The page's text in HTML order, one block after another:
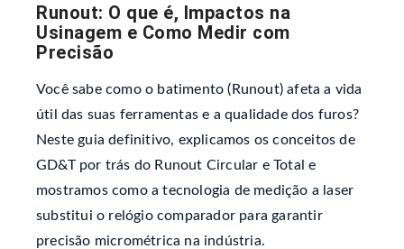
Runout: O que é, Impactos na
Usinagem e Como Medir com
Precisão
Você sabe como o batimento (Runout) afeta a vida
útil das suas ferramentas e a qualidade dos furos?
Neste guia definitivo, explicamos os conceitos de
GD&T por trás do Runout Circular e Total e
mostramos como a tecnologia de medição a laser
substitui o relógio comparador para garantir
precisão micrométrica na indústria.